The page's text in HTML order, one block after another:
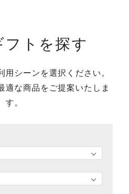
注文について
フトを探す
用シーンを選択ください。
適な商品をご提案いたしま
す。